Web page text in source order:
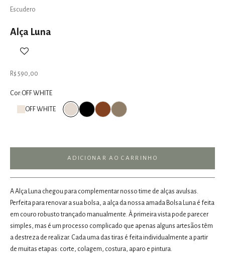
Escudero
Alça Luna
Preço promocional
R$ 590,00
Cor:OFF WHITE
OFF WHITE OFF WHITE
PRETOCARAMELOLIVA
ADICIONAR AO CARRINHO
A Alça Luna chegou para complementar nosso time de alças avulsas.
Perfeita para renovar a sua bolsa, a alça da nossa amada Bolsa Luna é feita
em couro robusto trançado manualmente. À primeira vista pode parecer
simples, mas é um processo complicado que apenas alguns artesãos têm
a destreza de realizar. Cada uma das tiras é feita individualmente a partir
de muitas etapas: corte, colagem, costura, aparo e pintura.